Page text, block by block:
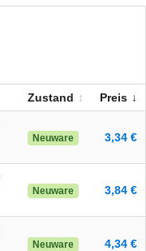
Zustand Preis
Neuware 3,34 €
Neuware 3,84 €
Neuware 4,34 €